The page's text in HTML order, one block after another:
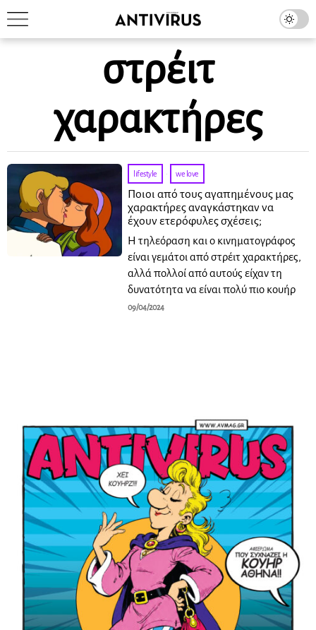
στρέιτ
χαρακτήρες
lifestyle · we love
Ποιοι από τους αγαπημένους μας
χαρακτήρες αναγκάστηκαν να
έχουν ετερόφυλες σχέσεις;
Η τηλεόραση και ο κινηματογράφος
είναι γεμάτοι από στρέιτ χαρακτήρες,
αλλά πολλοί από αυτούς είχαν τη
δυνατότητα να είναι πολύ πιο κουήρ
09/04/2024